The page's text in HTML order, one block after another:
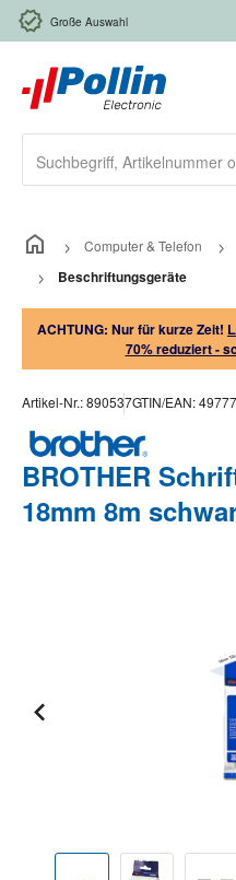
Zum Hauptinhalt springen
Große Auswahl
Computer & Telefon
Beschriftungsgeräte
ACHTUNG: Nur für kurze Zeit!
70% reduziert -
Artikel-Nr.:890537GTIN/EAN:
BROTHER
18mm 8m